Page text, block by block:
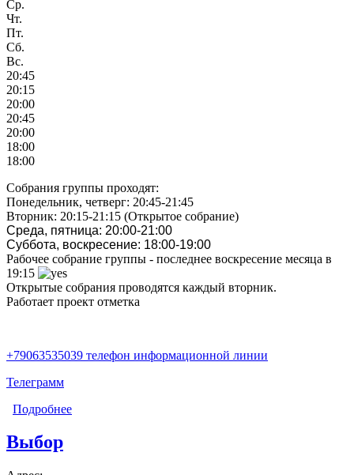
Ср.
Чт.
Пт.
Сб.
Вс.
20:45
20:15
20:00
20:45
20:00
18:00
18:00
Собрания группы проходят:
Понедельник, четверг: 20:45-21:45
Вторник: 20:15-21:15 (Открытое собрание)
Среда, пятница: 20:00-21:00
Суббота, воскресение: 18:00-19:00
Рабочее собрание группы - последнее воскресение месяца в
19:15
Открытые собрания проводятся каждый вторник.
Работает проект отметка
+79063535039 телефон информационной линии
Телеграмм
Подробнее
Выбор